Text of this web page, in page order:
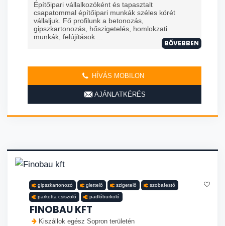
Építőipari vállalkozóként és tapasztalt
csapatommal építőipari munkák széles körét
vállaljuk. Fő profilunk a betonozás,
gipszkartonozás, hőszigetelés, homlokzati
munkák, felújítások ...
BŐVEBBEN
HÍVÁS MOBILON
AJÁNLATKÉRÉS
gipszkartonozó glettelő szigetelő szobafestő
parketta csiszoló padlóburkoló
FINOBAU KFT
Kiszállok egész Sopron területén